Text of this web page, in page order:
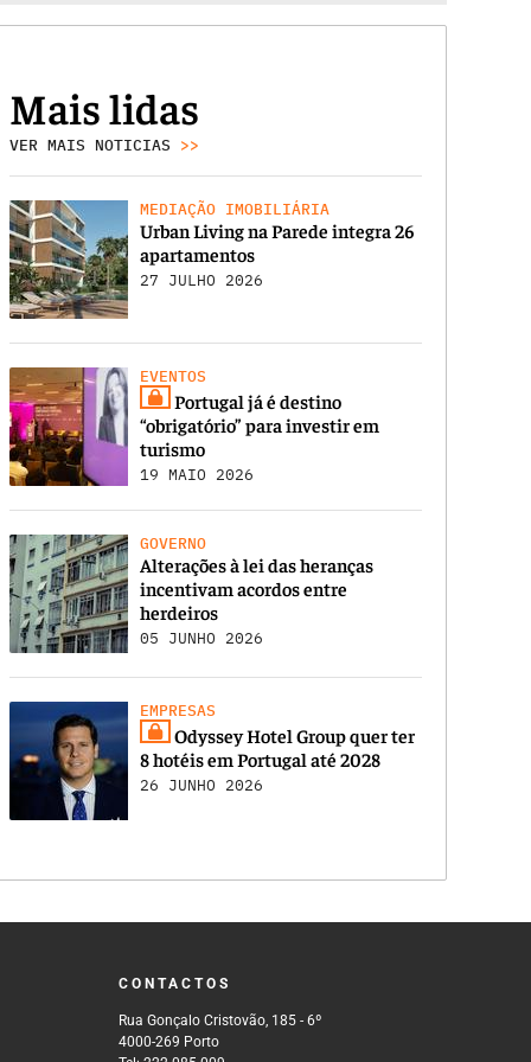
Mais lidas
VER MAIS NOTICIAS >>
MEDIAÇÃO IMOBILIÁRIA
Urban Living na Parede integra 26
apartamentos
27 JULHO 2026
EVENTOS
Portugal já é destino
“obrigatório” para investir em
turismo
19 MAIO 2026
GOVERNO
Alterações à lei das heranças
incentivam acordos entre
herdeiros
05 JUNHO 2026
EMPRESAS
Odyssey Hotel Group quer ter
8 hotéis em Portugal até 2028
26 JUNHO 2026
CONTACTOS
Rua Gonçalo Cristovão, 185 - 6º
4000-269 Porto